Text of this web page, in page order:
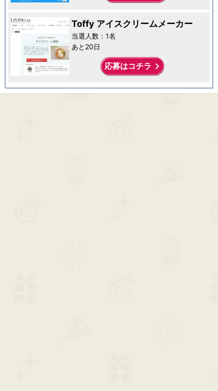
Toffy アイスクリームメーカー
当選人数：1名
あと20日
応募はコチラ keyboard_arrow_right